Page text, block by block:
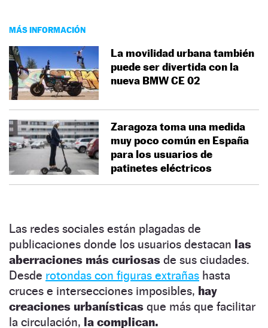
MÁS INFORMACIÓN
La movilidad urbana también
puede ser divertida con la
nueva BMW CE 02
Zaragoza toma una medida
muy poco común en España
para los usuarios de
patinetes eléctricos
Las redes sociales están plagadas de
publicaciones donde los usuarios destacan las
aberraciones más curiosas de sus ciudades.
Desde rotondas con figuras extrañas hasta
cruces e intersecciones imposibles, hay
creaciones urbanísticas que más que facilitar
la circulación, la complican.